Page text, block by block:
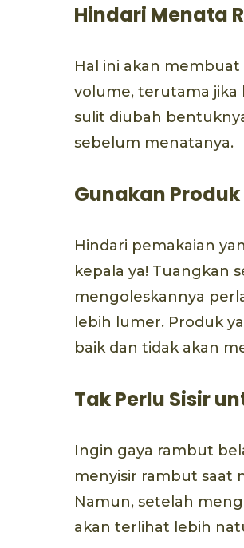
Hindari Menata
Hal ini akan
volume, terutama jika
sulit diubah
sebelum menatanya.
Gunakan
Hindari pemakaian
kepala ya! Tuangkan
mengoleskannya
lebih lumer. Produk
baik dan tidak akan
Tak Perlu Sisir
Ingin gaya rambut
menyisir rambut saat
Namun, setelah
akan terlihat lebih